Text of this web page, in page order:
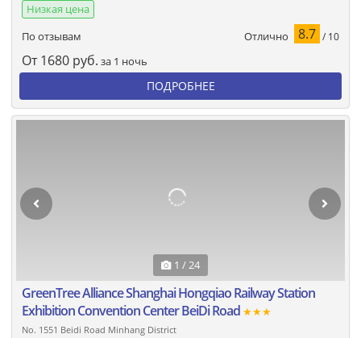
Низкая цена
По отзывам
Отлично 8.7 / 10
От 1680 руб. за 1 ночь
ПОДРОБНЕЕ
1 / 24
GreenTree Alliance Shanghai Hongqiao Railway Station
Exhibition Convention Center BeiDi Road ★★★
No. 1551 Beidi Road Minhang District